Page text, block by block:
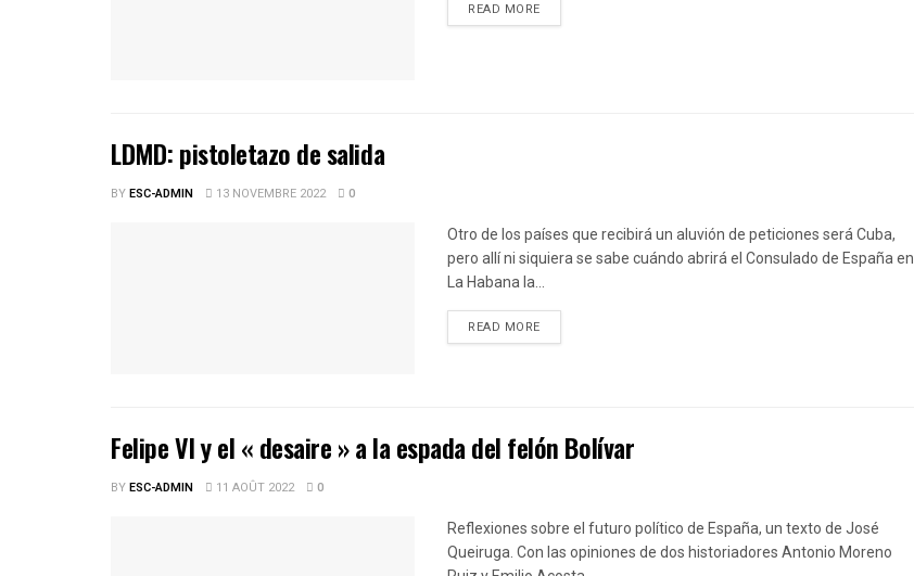
READ MOREDETAILS
LDMD: pistoletazo de salida
BYESC-ADMIN 13 NOVEMBRE 2022 0
Otro de los países que recibirá un aluvión de peticiones será Cuba,
pero allí ni siquiera se sabe cuándo abrirá el Consulado de España en
La Habana la...
READ MOREDETAILS
Felipe VI y el « desaire » a la espada del felón Bolívar
BYESC-ADMIN 11 AOÛT 2022 0
Reflexiones sobre el futuro político de España, un texto de José
Queiruga. Con las opiniones de dos historiadores Antonio Moreno